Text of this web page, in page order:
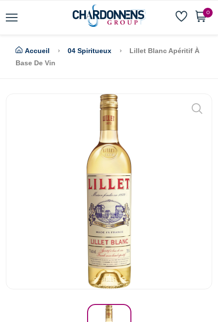
0
Accueil 04 Spiritueux
Lillet Blanc Apéritif À
Base De Vin